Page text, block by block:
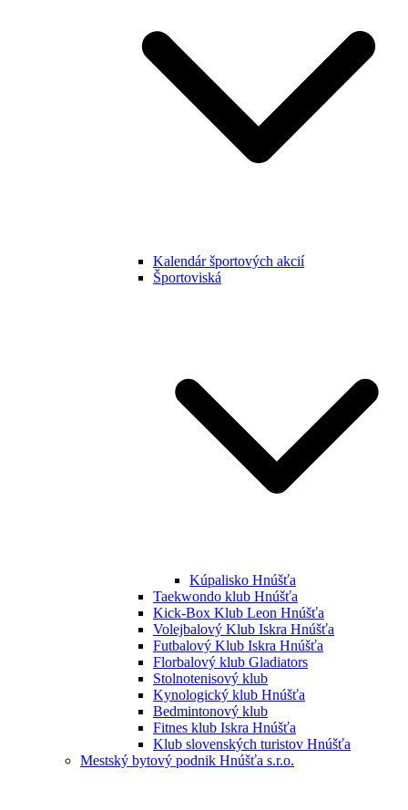
Kalendár športových akcií
Športoviská
Kúpalisko Hnúšťa
Taekwondo klub Hnúšťa
Kick-Box Klub Leon Hnúšťa
Volejbalový Klub Iskra Hnúšťa
Futbalový Klub Iskra Hnúšťa
Florbalový klub Gladiators
Stolnotenisový klub
Kynologický klub Hnúšťa
Bedmintonový klub
Fitnes klub Iskra Hnúšťa
Klub slovenských turistov Hnúšťa
Mestský bytový podnik Hnúšťa s.r.o.